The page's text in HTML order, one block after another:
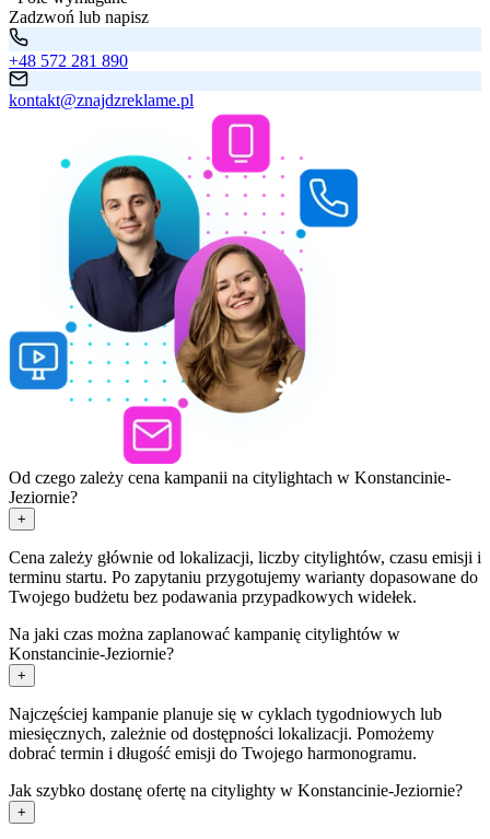
Zadzwoń lub napisz
+48 572 281 890
kontakt@znajdzreklame.pl
Od czego zależy cena kampanii na citylightach w Konstancinie-
Jeziornie?
+
Cena zależy głównie od lokalizacji, liczby citylightów, czasu emisji i
terminu startu. Po zapytaniu przygotujemy warianty dopasowane do
Twojego budżetu bez podawania przypadkowych widełek.
Na jaki czas można zaplanować kampanię citylightów w
Konstancinie-Jeziornie?
+
Najczęściej kampanie planuje się w cyklach tygodniowych lub
miesięcznych, zależnie od dostępności lokalizacji. Pomożemy
dobrać termin i długość emisji do Twojego harmonogramu.
Jak szybko dostanę ofertę na citylighty w Konstancinie-Jeziornie?
+